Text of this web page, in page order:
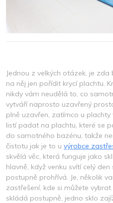
Jednou z velkých otázek, je
na něj jen pořídit krycí plachtu.
nikdy vám neudělá to, co
vytváří naprosto uzavřený
plně uzavřen, zatímco u
listí padat na plachtu, které se
do samotného bazénu, takže
čistotu jak je to u výrobce
skvělá věc, která funguje jako
hlavně, když venku svítí celý
postupně prohřívá. Je, několik
zastřešení, kde si můžete
skládá postupně, jedno sklo